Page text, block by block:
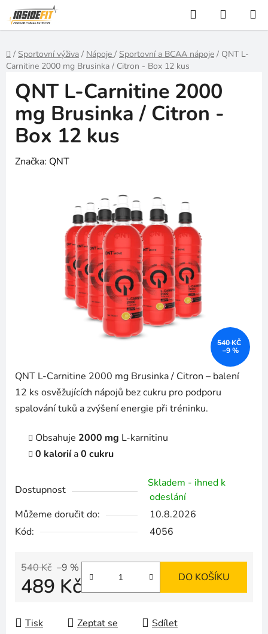
Přejít
na
obsah
Hledat
KOŠÍK
Domů
/ Sportovní výživa / Nápoje / Sportovní a BCAA nápoje / QNT L-
Carnitine 2000 mg Brusinka / Citron - Box 12 kus
QNT L-Carnitine 2000 mg Brusinka / Citron – balení
12 ks osvěžujících nápojů bez cukru pro podporu
spalování tuků a zvýšení energie při tréninku.
Obsahuje 2000 mg L-karnitinu
0 kaloriía0 cukru
Dostupnost
Skladem - ihned k
odeslání
Můžeme doručit do:
10.8.2026
Kód:
4056
540 Kč –9 %
489 Kč DO KOŠÍKU
Tisk Zeptat se Sdílet
QNT L-Carnitine 2000
mg Brusinka / Citron -
Box 12 kus
Značka: QNT
540 KČ
–9 %